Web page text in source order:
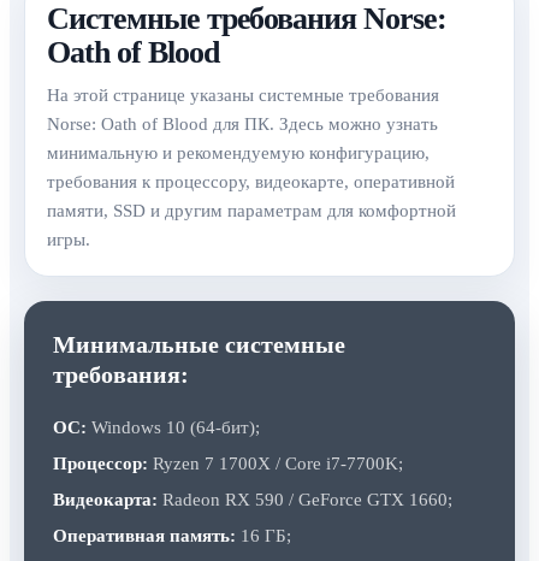
Системные требования Norse:
Oath of Blood
На этой странице указаны системные требования
Norse: Oath of Blood для ПК. Здесь можно узнать
минимальную и рекомендуемую конфигурацию,
требования к процессору, видеокарте, оперативной
памяти, SSD и другим параметрам для комфортной
игры.
Минимальные системные
требования:
ОС: Windows 10 (64-бит);
Процессор: Ryzen 7 1700X / Core i7-7700K;
Видеокарта: Radeon RX 590 / GeForce GTX 1660;
Оперативная память: 16 ГБ;